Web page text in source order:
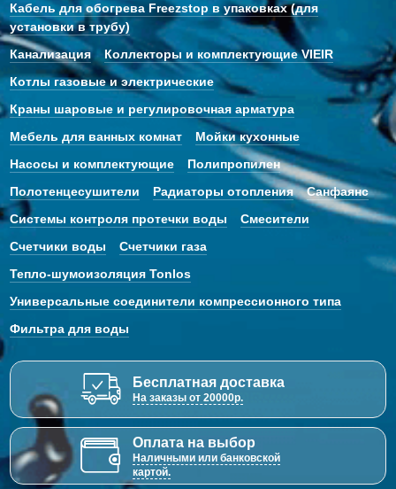
Кабель для обогрева Freezstop в упаковках (для
установки в трубу)
Канализация
Коллекторы и комплектующие VIEIR
Котлы газовые и электрические
Краны шаровые и регулировочная арматура
Мебель для ванных комнат
Мойки кухонные
Насосы и комплектующие
Полипропилен
Полотенцесушители
Радиаторы отопления
Санфаянс
Системы контроля протечки воды
Смесители
Счетчики воды
Счетчики газа
Тепло-шумоизоляция Tonlos
Универсальные соединители компрессионного типа
Фильтра для воды
Бесплатная доставка
На заказы от 20000р.
Оплата на выбор
Наличными или банковской
картой.